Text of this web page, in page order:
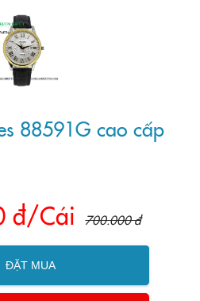
88591G cao cấp
đ/Cái 700.000 đ
ĐẶT MUA